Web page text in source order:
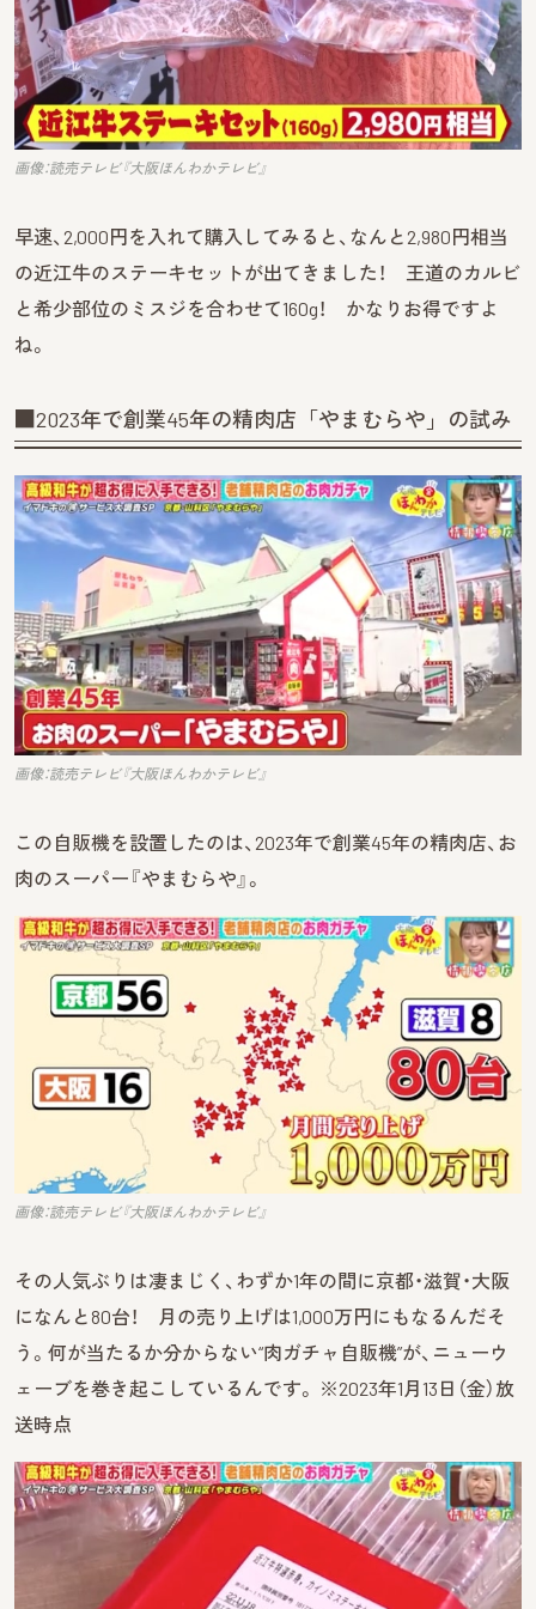
画像：読売テレビ『大阪ほんわかテレビ』
早速、2,000円を入れて購入してみると、なんと2,980円相当
の近江牛のステーキセットが出てきました！ 王道のカルビ
と希少部位のミスジを合わせて160g！ かなりお得ですよ
ね。
■2023年で創業45年の精肉店「やまむらや」の試み
画像：読売テレビ『大阪ほんわかテレビ』
この自販機を設置したのは、2023年で創業45年の精肉店、お
肉のスーパー『やまむらや』。
画像：読売テレビ『大阪ほんわかテレビ』
その人気ぶりは凄まじく、わずか1年の間に京都・滋賀・大阪
になんと80台！ 月の売り上げは1,000万円にもなるんだそ
う。何が当たるか分からない“肉ガチャ自販機”が、ニューウ
ェーブを巻き起こしているんです。 ※2023年1月13日（金）放
送時点